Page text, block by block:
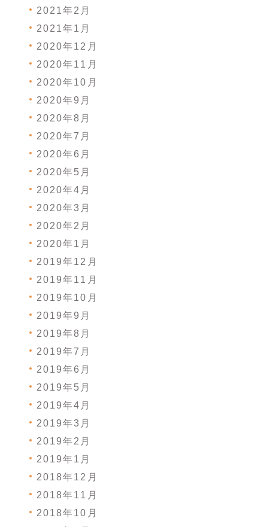
2021年2月
2021年1月
2020年12月
2020年11月
2020年10月
2020年9月
2020年8月
2020年7月
2020年6月
2020年5月
2020年4月
2020年3月
2020年2月
2020年1月
2019年12月
2019年11月
2019年10月
2019年9月
2019年8月
2019年7月
2019年6月
2019年5月
2019年4月
2019年3月
2019年2月
2019年1月
2018年12月
2018年11月
2018年10月